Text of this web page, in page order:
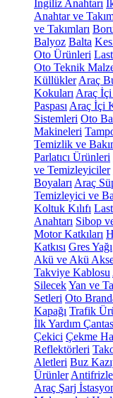
İngiliz Anahtarı
Anahtar ve
ve Takımları
Balyoz Balta
Oto Ürünleri
Oto Teknik
Küllükler Araç
Kokuları Araç
Paspası Araç İçi
Sistemleri Oto
Makineleri
Temizlik ve
Parlatıcı Ürünleri
ve Temizleyiciler
Boyaları Araç
Temizleyici ve
Koltuk Kılıfı
Anahtarı Sibop
Motor Katkıları
Katkısı Gres Yağı
Akü ve Akü
Takviye Kablosu
SilecekYan ve
Setleri Oto
Kapağı Trafik
İlk Yardım
Çekici Çekme
Reflektörleri
Aletleri Buz
Ürünler
Araç Şarj